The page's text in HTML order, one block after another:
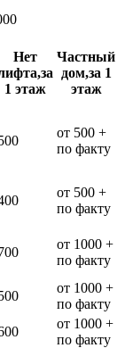
Нет
1 этаж
Частный
дом,за 1
этаж
от 500 +
по факту
от 500 +
по факту
от 1000 +
по факту
от 1000 +
по факту
от 1000 +
по факту